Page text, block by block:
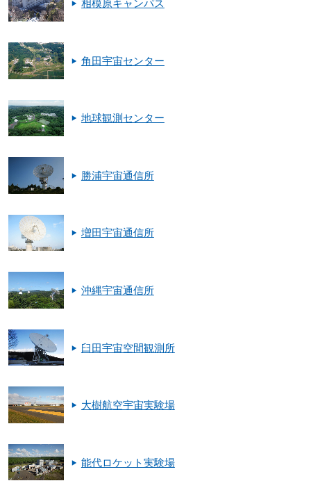
相模原キャンパス
角田宇宙センター
地球観測センター
勝浦宇宙通信所
増田宇宙通信所
沖縄宇宙通信所
臼田宇宙空間観測所
大樹航空宇宙実験場
能代ロケット実験場